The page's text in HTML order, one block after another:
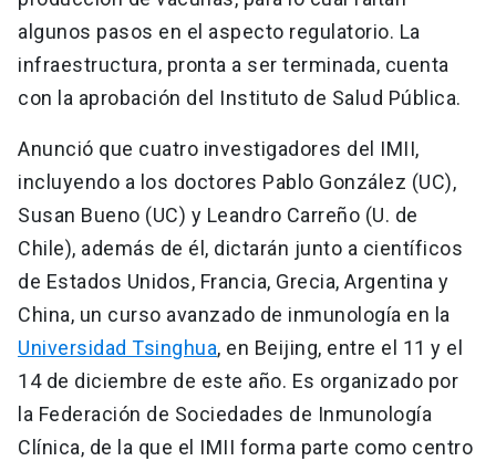
algunos pasos en el aspecto regulatorio. La
infraestructura, pronta a ser terminada, cuenta
con la aprobación del Instituto de Salud Pública.
Anunció que cuatro investigadores del IMII,
incluyendo a los doctores Pablo González (UC),
Susan Bueno (UC) y Leandro Carreño (U. de
Chile), además de él, dictarán junto a científicos
de Estados Unidos, Francia, Grecia, Argentina y
China, un curso avanzado de inmunología en la
Universidad Tsinghua, en Beijing, entre el 11 y el
14 de diciembre de este año. Es organizado por
la Federación de Sociedades de Inmunología
Clínica, de la que el IMII forma parte como centro